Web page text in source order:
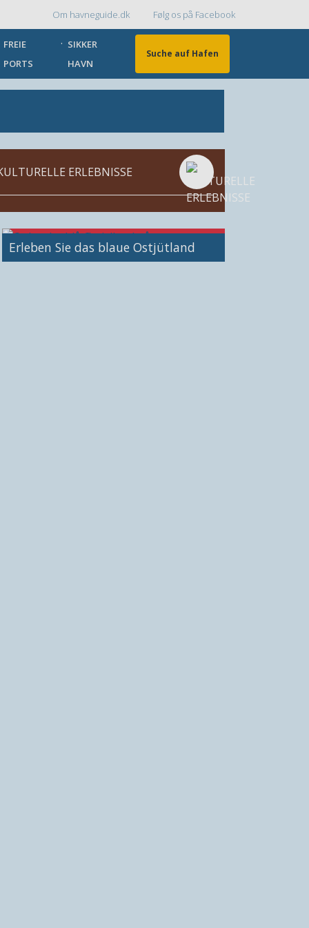
Topmenu
Om havneguide.dk Følg os på Facebook
FREIE
PORTS
SIKKER
HAVN
Suche auf Hafen
ERLEBNISSE
Bild
Erleben Sie das blaue Ostjütland